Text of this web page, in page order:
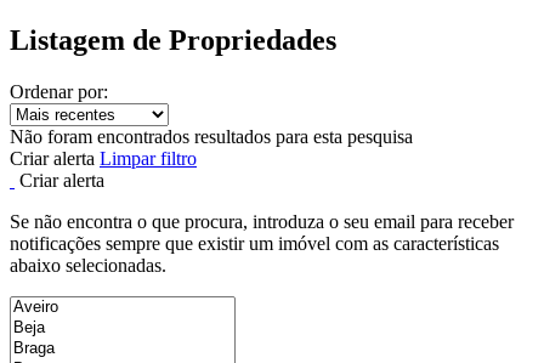
Listagem de Propriedades
Ordenar por:
Não foram encontrados resultados para esta pesquisa
Criar alerta Limpar filtro
Criar alerta
Se não encontra o que procura, introduza o seu email para receber
notificações sempre que existir um imóvel com as características
abaixo selecionadas.